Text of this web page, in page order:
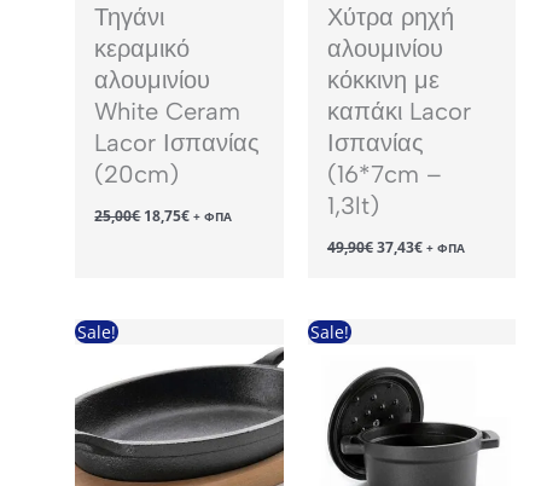
Τηγάνι
κεραμικό
αλουμινίου
White Ceram
Lacor Ισπανίας
(20cm)
25,00€ Original
price
18,75€Η+ ΦΠΑ
Χύτρα ρηχή
αλουμινίου
κόκκινη με
καπάκι Lacor
Ισπανίας
(16*7cm –
1,3lt)
49,90€Original
price
37,43€Η+ ΦΠΑ
Sale! Sale!